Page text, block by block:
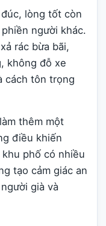
lòng tốt còn
người khác.
rác bừa bãi,
không đỗ xe
cách tôn trọng
thêm một
điều khiến
phố có nhiều
tạo cảm giác an
già và